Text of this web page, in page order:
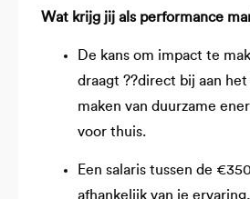
Wat krijg jij als performance
De kans om impact te
draagt ??direct bij aan
maken van duurzame
voor thuis.
Een salaris tussen de
afhankelijk van je